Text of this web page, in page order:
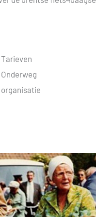
Tarieven
Onderweg
organisatie